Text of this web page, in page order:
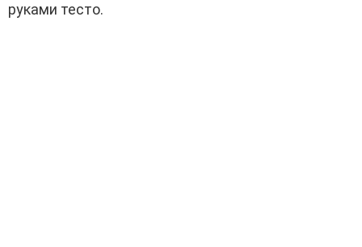
руками тесто.